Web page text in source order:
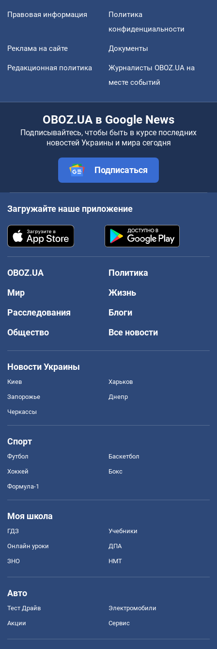
Правовая информация
Политика
конфиденциальности
Реклама на сайте Документы
Редакционная политика
Журналисты OBOZ.UA на
месте событий
OBOZ.UA в Google News
Подписывайтесь, чтобы быть в курсе последних
новостей Украины и мира сегодня
Подписаться
Загружайте наше приложение
OBOZ.UA
Политика
Мир
Жизнь
Расследования
Блоги
Общество
Все новости
Новости Украины
Киев Харьков
Запорожье Днепр
Черкассы
Спорт
Футбол Баскетбол
Хоккей Бокс
Формула-1
Моя школа
ГДЗ Учебники
Онлайн уроки ДПА
ЗНО НМТ
Авто
Тест Драйв Электромобили
Акции Сервис